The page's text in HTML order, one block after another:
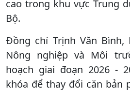
cao trong khu vực Trung
Bộ.
Đồng chí Trịnh Văn Bình,
Nông nghiệp và Môi
hoạch giai đoạn 2026 -
khóa để thay đổi căn bản